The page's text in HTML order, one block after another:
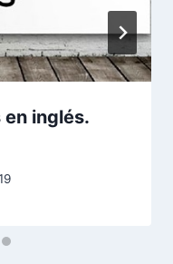
inglés.